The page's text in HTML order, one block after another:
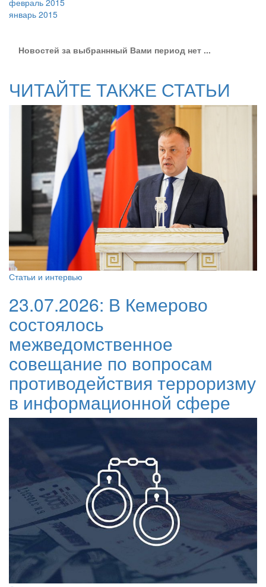
февраль 2015
январь 2015
Новостей за выбраннный Вами период нет ...
ЧИТАЙТЕ ТАКЖЕ СТАТЬИ
Статьи и интервью
23.07.2026: В Кемерово
состоялось
межведомственное
совещание по вопросам
противодействия терроризму
в информационной сфере